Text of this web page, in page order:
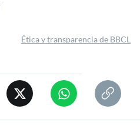
Ética y transparencia de BBCL